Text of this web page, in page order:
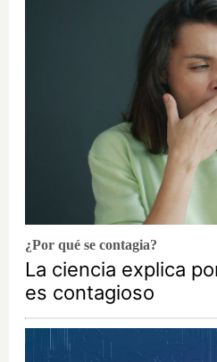
¿Por qué se contagia?
La ciencia explica
es contagioso